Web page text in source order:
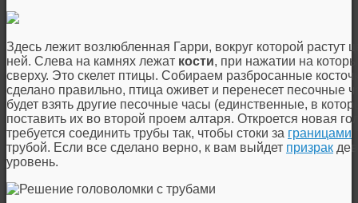
Здесь лежит возлюбленная Гарри, вокруг которой растут
ней. Слева на камнях лежат кости, при нажатии на
сверху. Это скелет птицы. Собираем разбросанные
сделано правильно, птица оживет и перенесет песочные
будет взять другие песочные часы (единственные, в
поставить их во второй проем алтаря. Откроется новая
требуется соединить трубы так, чтобы стоки за границами
трубой. Если все сделано верно, к вам выйдет призрак
уровень.